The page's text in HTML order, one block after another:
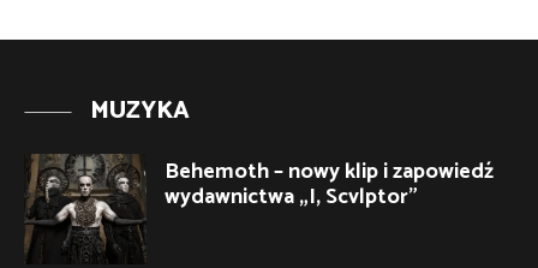
MUZYKA
Behemoth – nowy klip i zapowiedź
wydawnictwa „I, Scvlptor”